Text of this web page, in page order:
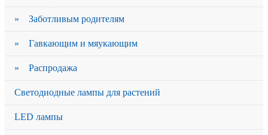
» Заботливым родителям
» Гавкающим и мяукающим
» Распродажа
Светодиодные лампы для растений
LED лампы